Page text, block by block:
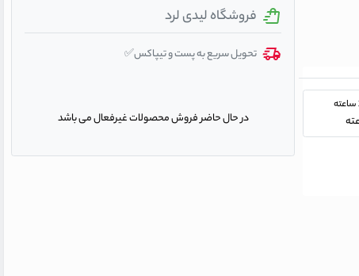
فروشگاه لیدی لرد
تحویل سریع به پست و تیپاکس✅
در حال حاضر فروش محصولات غیرفعال می باشد